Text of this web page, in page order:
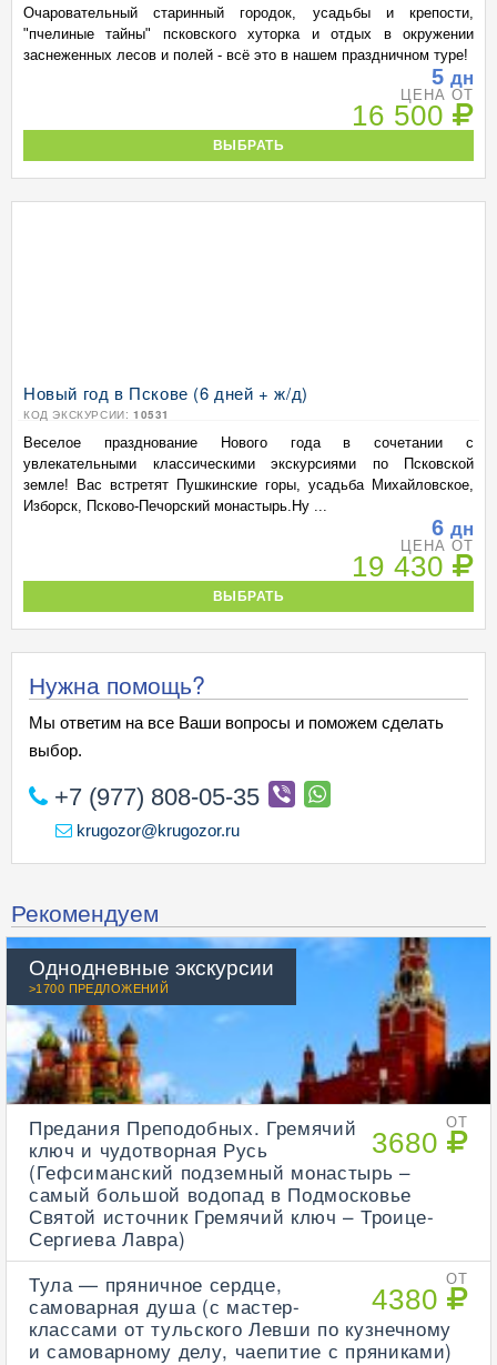
Очаровательный старинный городок, усадьбы и крепости,
"пчелиные тайны" псковского хуторка и отдых в окружении
заснеженных лесов и полей - всё это в нашем праздничном туре!
5 дн
ЦЕНА ОТ
16 500
ВЫБРАТЬ
Новый год в Пскове (6 дней + ж/д)
КОД ЭКСКУРСИИ: 10531
Веселое празднование Нового года в сочетании с
увлекательными классическими экскурсиями по Псковской
земле! Вас встретят Пушкинские горы, усадьба Михайловское,
Изборск, Псково-Печорский монастырь.Ну ...
6 дн
ЦЕНА ОТ
19 430
ВЫБРАТЬ
Нужна помощь?
Мы ответим на все Ваши вопросы и поможем сделать
выбор.
+7 (977) 808-05-35
krugozor@krugozor.ru
Рекомендуем
Однодневные экскурсии
>1700 ПРЕДЛОЖЕНИЙ
ОТ
3680
Предания Преподобных. Гремячий
ключ и чудотворная Русь
(Гефсиманский подземный монастырь –
самый большой водопад в Подмосковье
Святой источник Гремячий ключ – Троице-
Сергиева Лавра)
ОТ
4380
Тула — пряничное сердце,
самоварная душа (с мастер-
классами от тульского Левши по кузнечному
и самоварному делу, чаепитие с пряниками)